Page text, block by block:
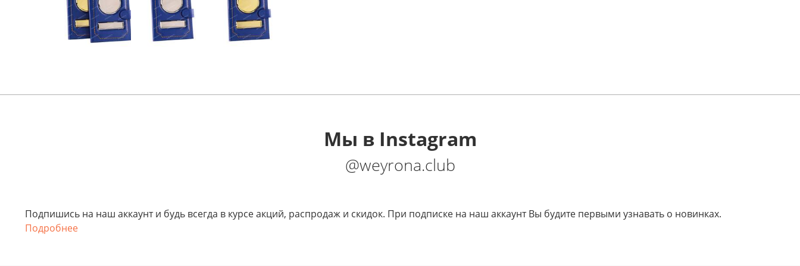
Мы в Instagram
@weyrona.club
Подпишись на наш аккаунт и будь всегда в курсе акций, распродаж и скидок. При подписке на наш аккаунт Вы будите первыми узнавать о новинках.
Подробнее